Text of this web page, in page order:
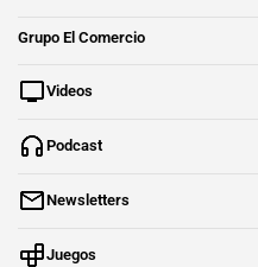
Grupo El Comercio
Videos
Podcast
Newsletters
Juegos